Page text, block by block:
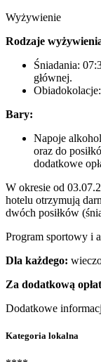
Wyżywienie
Rodzaje
Śniadania:
głównej.
Bary:
Napoje
oraz do
dodatkowe
W okresie od
hotelu otrzymują
dwóch posiłków
Program sportowy i
Dla każdego:
Za dodatkową
Dodatkowe
Kategoria lokalna